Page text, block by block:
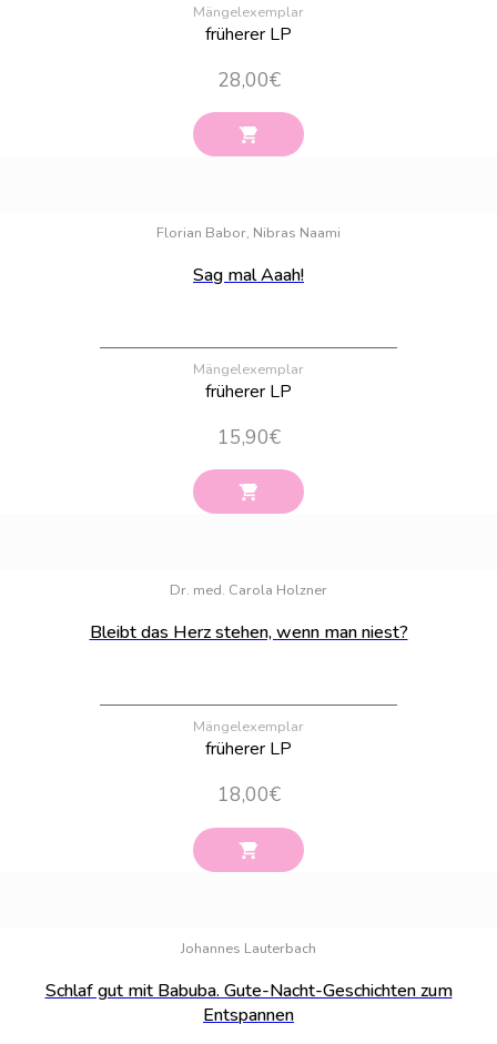
Mängelexemplar
früherer LP
28,00€
Florian Babor, Nibras Naami
Sag mal Aaah!
Mängelexemplar
früherer LP
15,90€
Dr. med. Carola Holzner
Bleibt das Herz stehen, wenn man niest?
Mängelexemplar
früherer LP
18,00€
Johannes Lauterbach
Schlaf gut mit Babuba. Gute-Nacht-Geschichten zum
Entspannen